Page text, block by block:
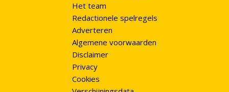
Het team
Redactionele spelregels
Adverteren
Algemene voorwaarden
Disclaimer
Privacy
Cookies